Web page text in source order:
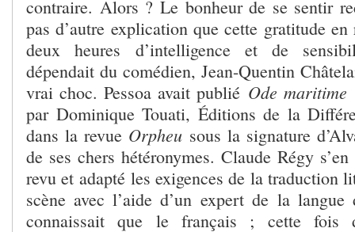
contraire. Alors ? Le bonheur de se sentir
pas d’autre explication que cette gratitude
deux heures d’intelligence et de
dépendait du comédien, Jean-Quentin
vrai choc. Pessoa avait publié Ode maritime
par Dominique Touati, Éditions de la
dans la revue Orpheu sous la signature
de ses chers hétéronymes. Claude Régy
revu et adapté les exigences de la traduction
scène avec l’aide d’un expert de la
connaissait que le français ; cette fois